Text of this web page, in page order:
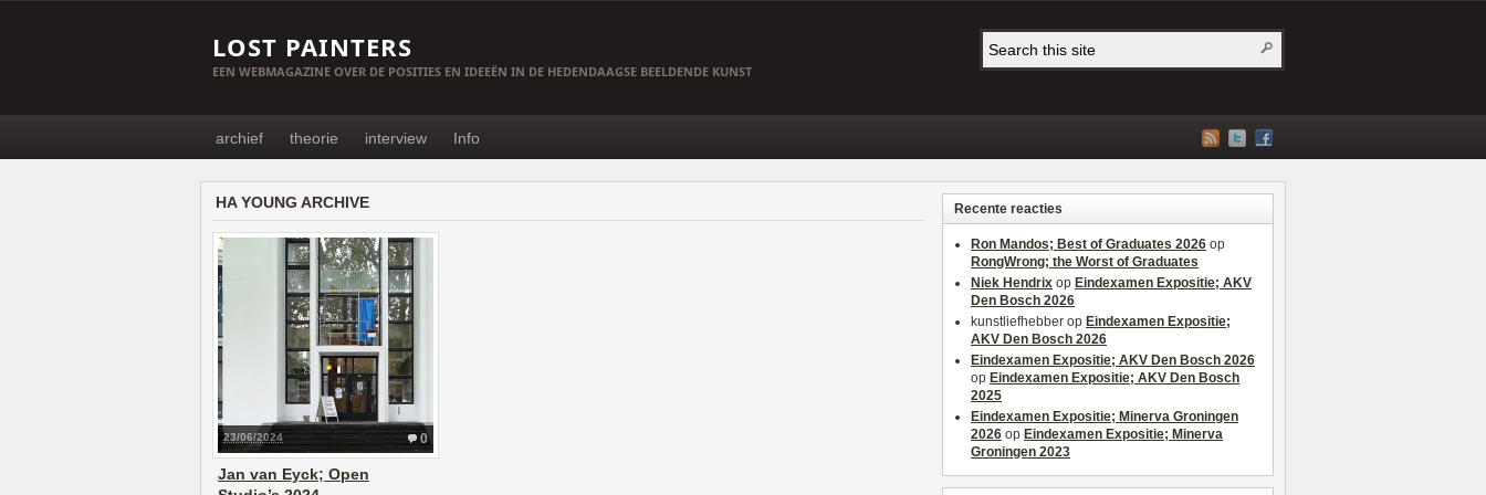
LOST PAINTERS
EEN WEBMAGAZINE OVER DE POSITIES EN IDEEËN IN DE HEDENDAAGSE BEELDENDE KUNST
archief theorie interview Info
HA YOUNG ARCHIVE
0
23/06/2024
Jan van Eyck; Open
Recente reacties
Ron Mandos; Best of Graduates 2026 op
RongWrong; the Worst of Graduates
Niek Hendrix op Eindexamen Expositie; AKV
Den Bosch 2026
kunstliefhebber op Eindexamen Expositie;
AKV Den Bosch 2026
Eindexamen Expositie; AKV Den Bosch 2026
op Eindexamen Expositie; AKV Den Bosch
2025
Eindexamen Expositie; Minerva Groningen
2026 op Eindexamen Expositie; Minerva
Groningen 2023